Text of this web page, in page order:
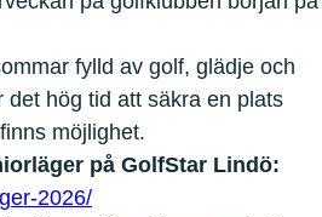
fylld av golf, glädje och
det hög tid att säkra en plats
möjlighet.
på GolfStar Lindö:
2026/